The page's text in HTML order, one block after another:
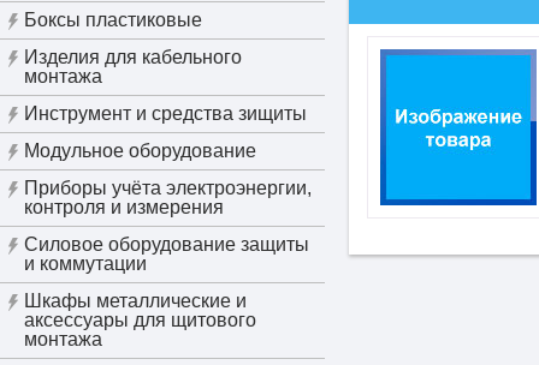
Боксы пластиковые
Изделия для кабельного
монтажа
Инструмент и средства зищиты
Модульное оборудование
Приборы учёта электроэнергии,
контроля и измерения
Силовое оборудование защиты
и коммутации
Шкафы металлические и
аксессуары для щитового
монтажа